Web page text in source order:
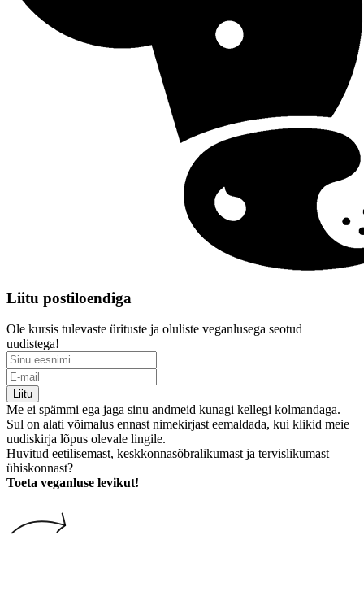
Liitu postiloendiga
Ole kursis tulevaste ürituste ja oluliste veganlusega seotud
uudistega!
Liitu
Me ei spämmi ega jaga sinu andmeid kunagi kellegi kolmandaga.
Sul on alati võimalus ennast nimekirjast eemaldada, kui klikid meie
uudiskirja lõpus olevale lingile.
Huvitud eetilisemast, keskkonnasõbralikumast ja tervislikumast
ühiskonnast?
Toeta veganluse levikut!